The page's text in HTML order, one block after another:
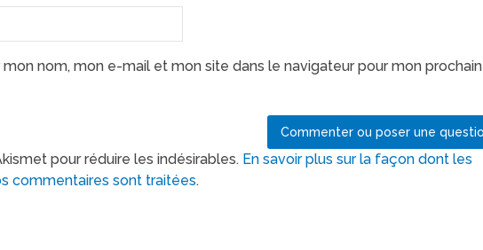
mon nom, mon e-mail et mon site dans le navigateur pour mon prochain
pour réduire les indésirables. En savoir plus sur la façon dont les
commentaires sont traitées.